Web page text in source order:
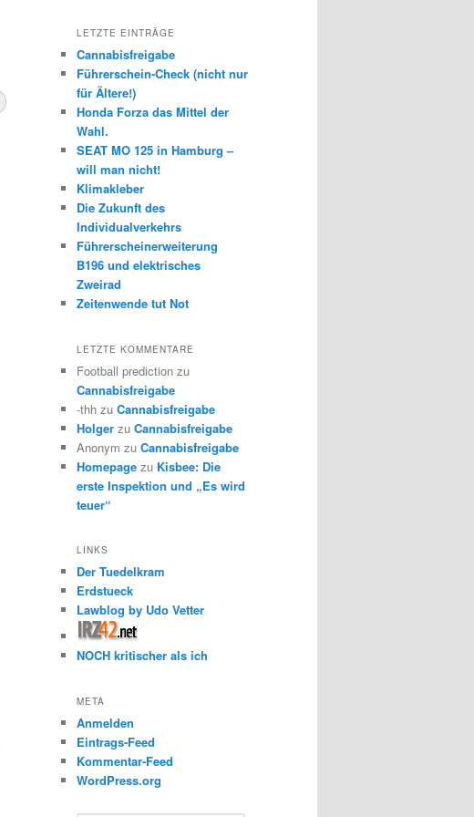
LETZTE EINTRÄGE
Cannabisfreigabe
Führerschein-Check (nicht nur
für Ältere!)
Honda Forza das Mittel der
Wahl.
SEAT MO 125 in Hamburg –
will man nicht!
Klimakleber
Die Zukunft des
Individualverkehrs
Führerscheinerweiterung
B196 und elektrisches
Zweirad
Zeitenwende tut Not
LETZTE KOMMENTARE
Football prediction zu
Cannabisfreigabe
-thh zu Cannabisfreigabe
Holger zu Cannabisfreigabe
Anonym zu Cannabisfreigabe
Homepage zu Kisbee: Die
erste Inspektion und „Es wird
teuer“
LINKS
Der Tuedelkram
Erdstueck
Lawblog by Udo Vetter
NOCH kritischer als ich
META
Anmelden
Eintrags-Feed
Kommentar-Feed
WordPress.org